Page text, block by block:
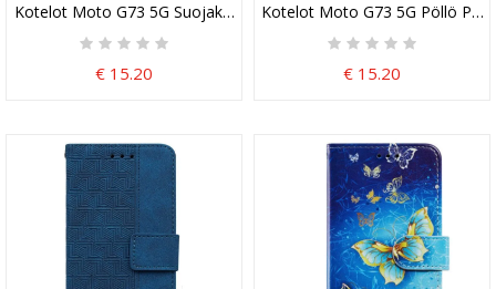
Kotelot Moto G73 5G Suojaketju Kuori Tree Ja Strappy Cat
€ 15.20
Kotelot Moto G73 5G Pöllö Puu
€ 15.20